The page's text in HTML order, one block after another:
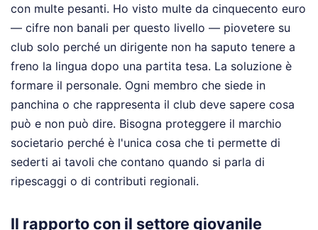
con multe pesanti. Ho visto multe da cinquecento euro
— cifre non banali per questo livello — piovetere su
club solo perché un dirigente non ha saputo tenere a
freno la lingua dopo una partita tesa. La soluzione è
formare il personale. Ogni membro che siede in
panchina o che rappresenta il club deve sapere cosa
può e non può dire. Bisogna proteggere il marchio
societario perché è l'unica cosa che ti permette di
sederti ai tavoli che contano quando si parla di
ripescaggi o di contributi regionali.
Il rapporto con il settore giovanile